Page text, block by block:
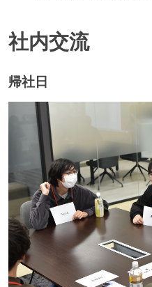
社内交流
帰社日